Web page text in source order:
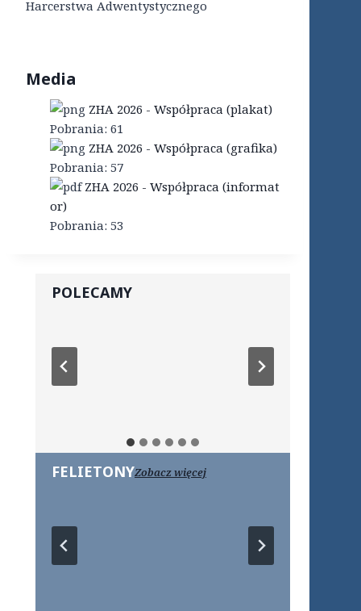
Harcerstwa Adwentystycznego
Media
ZHA 2026 - Współpraca (plakat)
Pobrania: 61
ZHA 2026 - Współpraca (grafika)
Pobrania: 57
ZHA 2026 - Współpraca (informat
or)
Pobrania: 53
POLECAMY
FELIETONYZobacz więcej